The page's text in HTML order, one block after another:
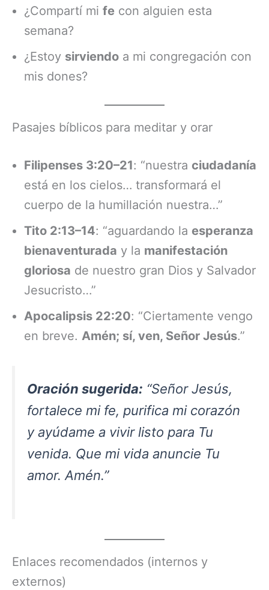
¿Compartí mi fe con alguien esta
semana?
¿Estoy sirviendo a mi congregación con
mis dones?
Pasajes bíblicos para meditar y orar
Filipenses 3:20–21: “nuestra ciudadanía
está en los cielos… transformará el
cuerpo de la humillación nuestra…”
Tito 2:13–14: “aguardando la esperanza
bienaventurada y la manifestación
gloriosa de nuestro gran Dios y Salvador
Jesucristo…”
Apocalipsis 22:20: “Ciertamente vengo
en breve. Amén; sí, ven, Señor Jesús.”
Oración sugerida: “Señor Jesús,
fortalece mi fe, purifica mi corazón
y ayúdame a vivir listo para Tu
venida. Que mi vida anuncie Tu
amor. Amén.”
Enlaces recomendados (internos y
externos)